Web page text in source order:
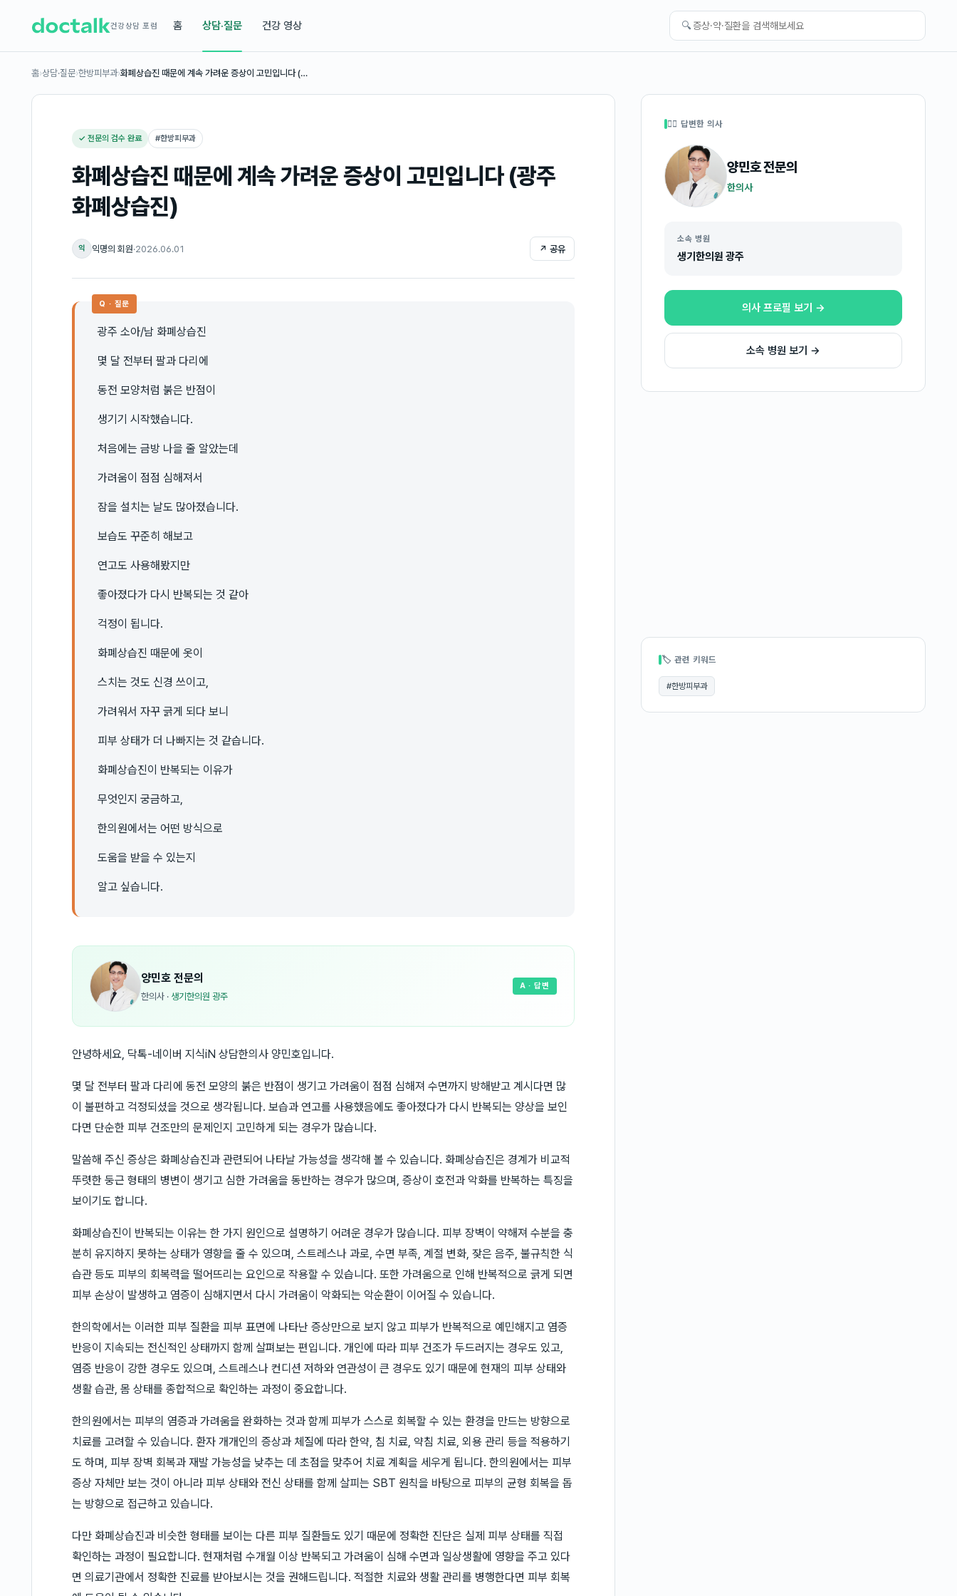
건강상담 포럼 홈 상담·질문 건강 영상 🔍
홈›상담·질문›한방피부과›화폐상습진 때문에 계속 가려운 증상이 고민입니다 (…
✓ 전문의 검수 완료 #한방피부과
화폐상습진 때문에 계속 가려운 증상이 고민입니다 (광주
화폐상습진)
익 익명의 회원·2026.06.01 ↗ 공유
Q · 질문
광주 소아/남 화폐상습진
몇 달 전부터 팔과 다리에
동전 모양처럼 붉은 반점이
생기기 시작했습니다.
처음에는 금방 나을 줄 알았는데
가려움이 점점 심해져서
잠을 설치는 날도 많아졌습니다.
보습도 꾸준히 해보고
연고도 사용해봤지만
좋아졌다가 다시 반복되는 것 같아
걱정이 됩니다.
화폐상습진 때문에 옷이
스치는 것도 신경 쓰이고,
가려워서 자꾸 긁게 되다 보니
피부 상태가 더 나빠지는 것 같습니다.
화폐상습진이 반복되는 이유가
무엇인지 궁금하고,
한의원에서는 어떤 방식으로
도움을 받을 수 있는지
알고 싶습니다.
양민호 전문의
한의사 · 생기한의원 광주
A · 답변
안녕하세요, 닥톡-네이버 지식iN 상담한의사 양민호입니다.
몇 달 전부터 팔과 다리에 동전 모양의 붉은 반점이 생기고 가려움이 점점 심해져 수면까지 방해받고 계시다면 많
이 불편하고 걱정되셨을 것으로 생각됩니다. 보습과 연고를 사용했음에도 좋아졌다가 다시 반복되는 양상을 보인
다면 단순한 피부 건조만의 문제인지 고민하게 되는 경우가 많습니다.
말씀해 주신 증상은 화폐상습진과 관련되어 나타날 가능성을 생각해 볼 수 있습니다. 화폐상습진은 경계가 비교적
뚜렷한 둥근 형태의 병변이 생기고 심한 가려움을 동반하는 경우가 많으며, 증상이 호전과 악화를 반복하는 특징을
보이기도 합니다.
화폐상습진이 반복되는 이유는 한 가지 원인으로 설명하기 어려운 경우가 많습니다. 피부 장벽이 약해져 수분을 충
분히 유지하지 못하는 상태가 영향을 줄 수 있으며, 스트레스나 과로, 수면 부족, 계절 변화, 잦은 음주, 불규칙한 식
습관 등도 피부의 회복력을 떨어뜨리는 요인으로 작용할 수 있습니다. 또한 가려움으로 인해 반복적으로 긁게 되면
피부 손상이 발생하고 염증이 심해지면서 다시 가려움이 악화되는 악순환이 이어질 수 있습니다.
한의학에서는 이러한 피부 질환을 피부 표면에 나타난 증상만으로 보지 않고 피부가 반복적으로 예민해지고 염증
반응이 지속되는 전신적인 상태까지 함께 살펴보는 편입니다. 개인에 따라 피부 건조가 두드러지는 경우도 있고,
염증 반응이 강한 경우도 있으며, 스트레스나 컨디션 저하와 연관성이 큰 경우도 있기 때문에 현재의 피부 상태와
생활 습관, 몸 상태를 종합적으로 확인하는 과정이 중요합니다.
한의원에서는 피부의 염증과 가려움을 완화하는 것과 함께 피부가 스스로 회복할 수 있는 환경을 만드는 방향으로
치료를 고려할 수 있습니다. 환자 개개인의 증상과 체질에 따라 한약, 침 치료, 약침 치료, 외용 관리 등을 적용하기
도 하며, 피부 장벽 회복과 재발 가능성을 낮추는 데 초점을 맞추어 치료 계획을 세우게 됩니다. 한의원에서는 피부
증상 자체만 보는 것이 아니라 피부 상태와 전신 상태를 함께 살피는 SBT 원칙을 바탕으로 피부의 균형 회복을 돕
는 방향으로 접근하고 있습니다.
다만 화폐상습진과 비슷한 형태를 보이는 다른 피부 질환들도 있기 때문에 정확한 진단은 실제 피부 상태를 직접
확인하는 과정이 필요합니다. 현재처럼 수개월 이상 반복되고 가려움이 심해 수면과 일상생활에 영향을 주고 있다
면 의료기관에서 정확한 진료를 받아보시는 것을 권해드립니다. 적절한 치료와 생활 관리를 병행한다면 피부 회복
👩‍⚕️ 답변한 의사
양민호전문의
한의사
소속 병원
생기한의원 광주
의사 프로필 보기 →
소속 병원 보기 →
🏷 관련 키워드
#한방피부과